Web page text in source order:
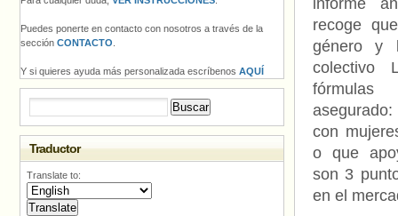
informe
recoge
género y
colectivo
con
o que
son 3
en el
Puedes ponerte en contacto con nosotros a través de la
sección CONTACTO
Y si quieres ayuda más personalizada escríbenos AQUÍ
Traductor
Translate to: